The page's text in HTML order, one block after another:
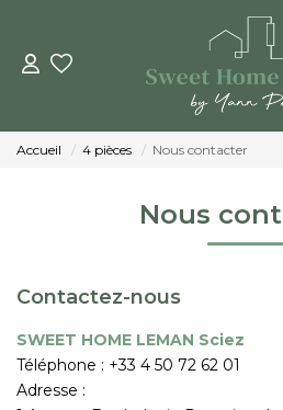
ESTIMER EN
LES
Accueil 4 pièces Nous contacter
Nous
Contactez-nous
SWEET HOME LEMAN Sciez
Téléphone : +33 4 50 72 62 01
Adresse :